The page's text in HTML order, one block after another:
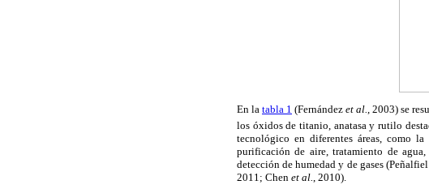
En la tabla 1 (Fernández et al., 2003) se
los óxidos de titanio, anatasa y rutilo
tecnológico en diferentes áreas, como
purificación de aire, tratamiento de
detección de humedad y de gases
2011; Chen et al., 2010).